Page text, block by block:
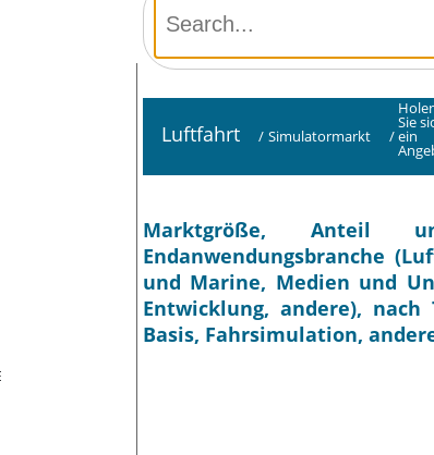
Luftfahrt / Simulatormarkt /
Sie
ein
Marktgröße, Anteil
Endanwendungsbranche
und Marine, Medien und
Entwicklung, andere),
Basis, Fahrsimulation,